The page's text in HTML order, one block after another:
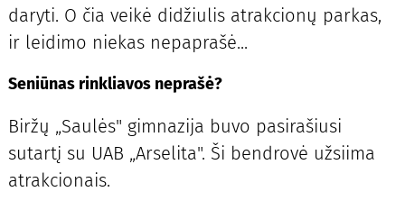
daryti. O čia veikė didžiulis atrakcionų parkas,
ir leidimo niekas nepaprašė...
Seniūnas rinkliavos neprašė?
Biržų „Saulės" gimnazija buvo pasirašiusi
sutartį su UAB „Arselita". Ši bendrovė užsiima
atrakcionais.